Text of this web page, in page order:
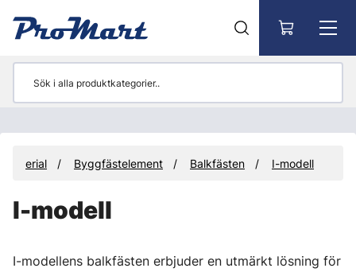
Byggfästelement Balkfästen I-modell
I-modell
I-modellens balkfästen erbjuder en utmärkt lösning för